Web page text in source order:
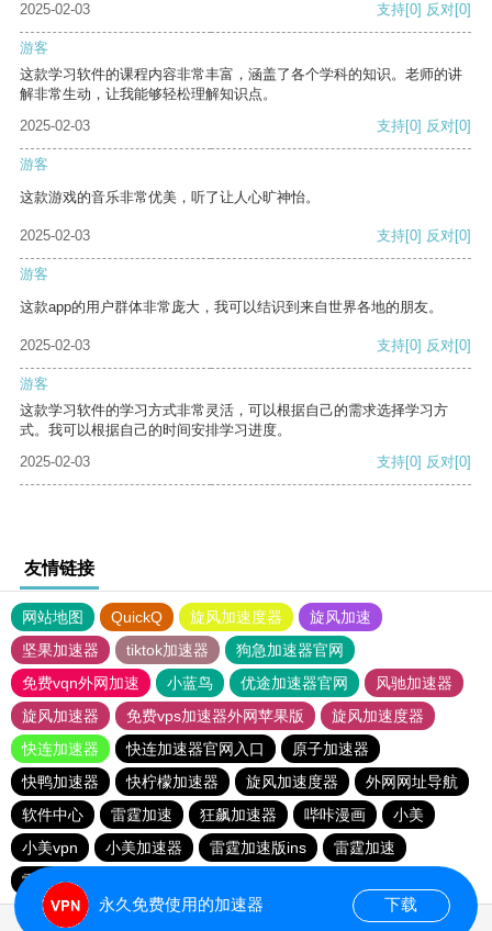
2025-02-03
支持[0] 反对[0]
游客
这款学习软件的课程内容非常丰富，涵盖了各个学科的知识。老师的讲
解非常生动，让我能够轻松理解知识点。
2025-02-03
支持[0] 反对[0]
游客
这款游戏的音乐非常优美，听了让人心旷神怡。
2025-02-03 支持[0] 反对[0]
游客
这款app的用户群体非常庞大，我可以结识到来自世界各地的朋友。
2025-02-03 支持[0] 反对[0]
游客
这款学习软件的学习方式非常灵活，可以根据自己的需求选择学习方
式。我可以根据自己的时间安排学习进度。
2025-02-03
支持[0] 反对[0]
友情链接
网站地图 QuickQ 旋风加速度器
旋风加速
坚果加速器
tiktok加速器
狗急加速器官网
免费vqn外网加速
小蓝鸟 优途加速器官网
风驰加速器
旋风加速器
免费vps加速器外网苹果版
旋风加速度器
快连加速器
快连加速器官网入口
原子加速器
快鸭加速器
快柠檬加速器 旋风加速度器
外网网址导航
软件中心
雷霆加速 狂飙加速器 哔咔漫画
小美
小美vpn
小美加速器 雷霆加速版ins
雷霆加速
雷霆加速下载
永久免费使用的加速器 下载